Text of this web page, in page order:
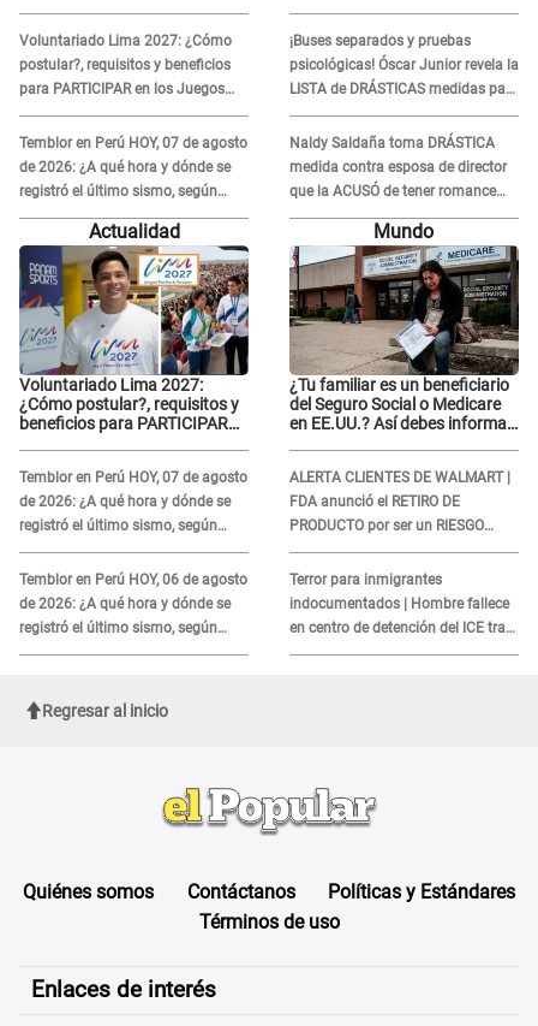
Voluntariado Lima 2027: ¿Cómo
postular?, requisitos y beneficios
para PARTICIPAR en los Juegos
Panamericanos
Temblor en Perú HOY, 07 de agosto
de 2026: ¿A qué hora y dónde se
registró el último sismo, según
IGP?
¡Buses separados y pruebas
psicológicas! Óscar Junior revela la
LISTA de DRÁSTICAS medidas para
prevenir acoso en 'La Bella Luz' tras
caso Naldy Saldaña
Naldy Saldaña toma DRÁSTICA
medida contra esposa de director
que la ACUSÓ de tener romance
con él: "Muy triste..."
Actualidad
Voluntariado Lima 2027:
¿Cómo postular?, requisitos y
beneficios para PARTICIPAR
Temblor en Perú HOY, 07 de agosto
de 2026: ¿A qué hora y dónde se
registró el último sismo, según
IGP?
Temblor en Perú HOY, 06 de agosto
de 2026: ¿A qué hora y dónde se
registró el último sismo, según
IGP?
Mundo
¿Tu familiar es un beneficiario
del Seguro Social o Medicare
en EE.UU.? Así debes informar
ALERTA CLIENTES DE WALMART |
FDA anunció el RETIRO DE
PRODUCTO por ser un RIESGO
MORTAL para consumidores: ¿Cuál
es?
Terror para inmigrantes
indocumentados | Hombre fallece
en centro de detención del ICE tras
sufrir una "emergencia médica"
Regresar al inicio
Quiénes somos Contáctanos
Políticas y Estándares
Términos de uso
Enlaces de interés